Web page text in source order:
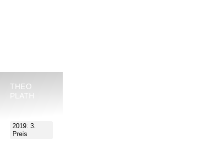
THEO
PLATH
2019: 3.
Preis